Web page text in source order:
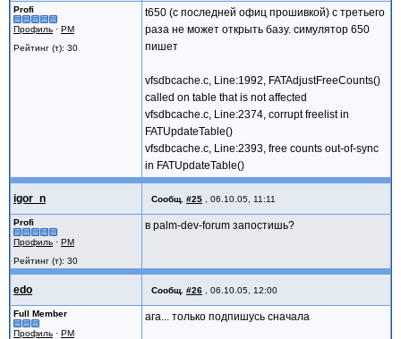
Profi
Профиль · PM
Рейтинг (т): 30
t650 (с последней офиц прошивкой) с третьего
раза не может открыть базу. симулятор 650
пишет
vfsdbcache.c, Line:1992, FATAdjustFreeCounts()
called on table that is not affected
vfsdbcache.c, Line:2374, corrupt freelist in
FATUpdateTable()
vfsdbcache.c, Line:2393, free counts out-of-sync
in FATUpdateTable()
igor_n Сообщ. #25 06.10.05, 11:11
Profi
Профиль · PM
Рейтинг (т): 30
в palm-dev-forum запостишь?
edo Сообщ. #26 06.10.05, 12:00
Full Member
Профиль · PM
ага... только подпишусь сначала